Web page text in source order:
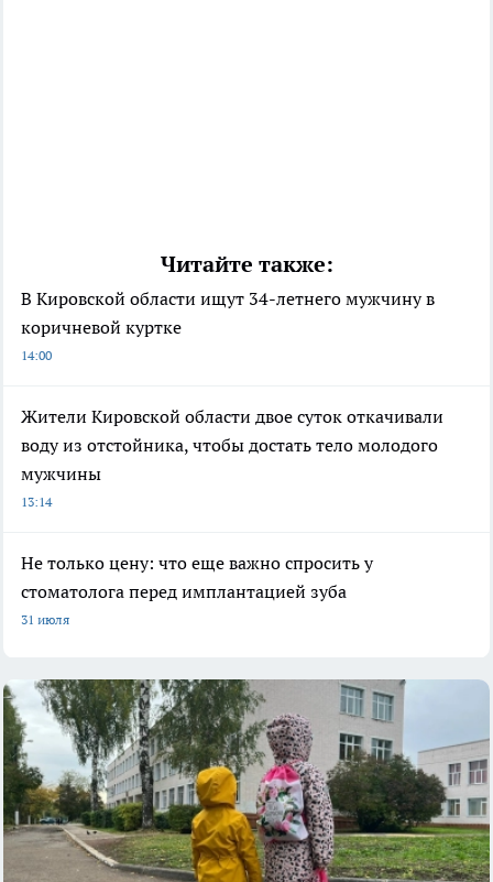
Читайте также:
В Кировской области ищут 34-летнего мужчину в
коричневой куртке
14:00
Жители Кировской области двое суток откачивали
воду из отстойника, чтобы достать тело молодого
мужчины
13:14
Не только цену: что еще важно спросить у
стоматолога перед имплантацией зуба
31 июля